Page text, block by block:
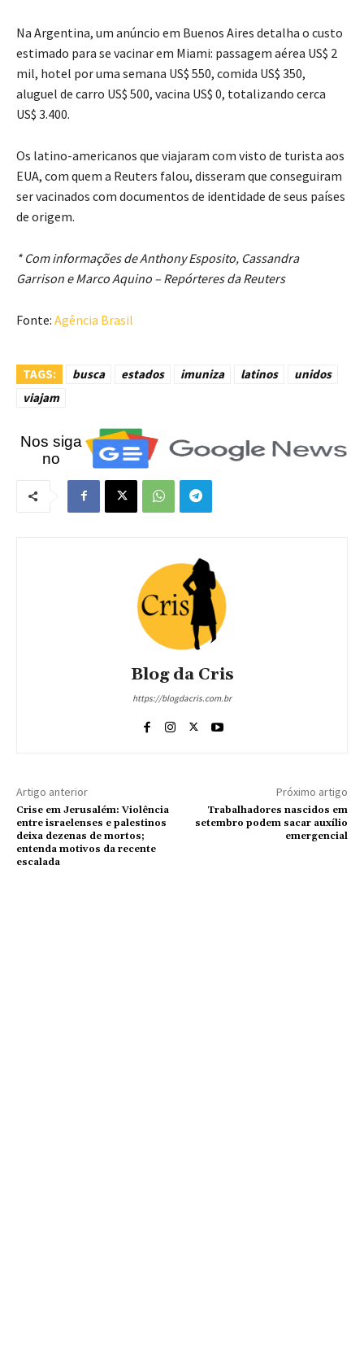
Na Argentina, um anúncio em Buenos Aires detalha o custo
estimado para se vacinar em Miami: passagem aérea US$ 2
mil, hotel por uma semana US$ 550, comida US$ 350,
aluguel de carro US$ 500, vacina US$ 0, totalizando cerca
US$ 3.400.
Os latino-americanos que viajaram com visto de turista aos
EUA, com quem a Reuters falou, disseram que conseguiram
ser vacinados com documentos de identidade de seus países
de origem.
* Com informações de Anthony Esposito, Cassandra
Garrison e Marco Aquino – Repórteres da Reuters
Fonte: Agência Brasil
TAGS: busca estados imuniza latinos
unidos
viajam
Nos siga
no
Blog da Cris
https://blogdacris.com.br
Artigo anterior
Crise em Jerusalém: Violência
entre israelenses e palestinos
deixa dezenas de mortos;
entenda motivos da recente
escalada
Próximo artigo
Trabalhadores nascidos em
setembro podem sacar auxílio
emergencial